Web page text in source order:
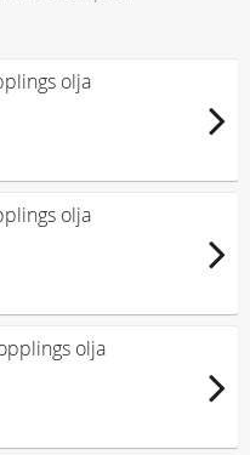
olja
olja
olja